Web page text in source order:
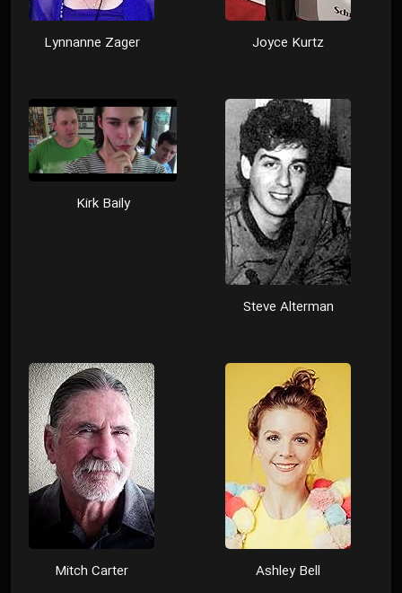
Joyce Kurtz
Lynnanne Zager
Steve Alterman
Kirk Baily
Ashley Bell
Mitch Carter